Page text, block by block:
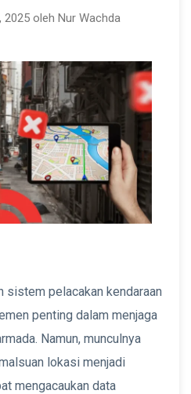
oleh Nur Wachda
sistem pelacakan kendaraan
penting dalam menjaga
Namun, munculnya
lokasi menjadi
mengacaukan data